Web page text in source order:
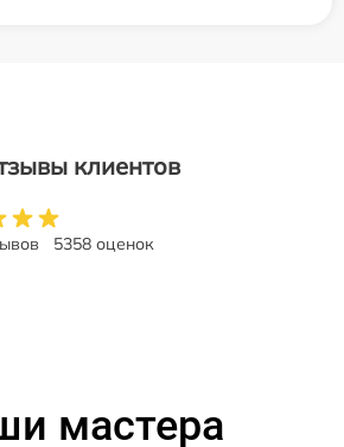
клиентов
5358 оценок
мастера